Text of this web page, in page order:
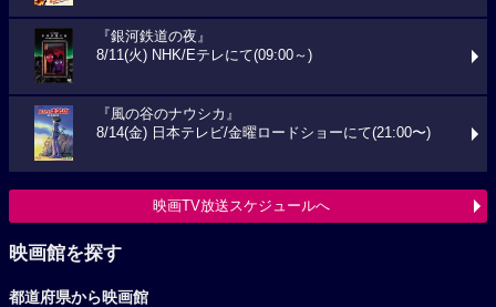
『銀河鉄道の夜』
8/11(火) NHK/Eテレにて(09:00～)
『風の谷のナウシカ』
8/14(金) 日本テレビ/金曜ロードショーにて(21:00〜)
映画TV放送スケジュールへ
映画館を探す
都道府県から映画館